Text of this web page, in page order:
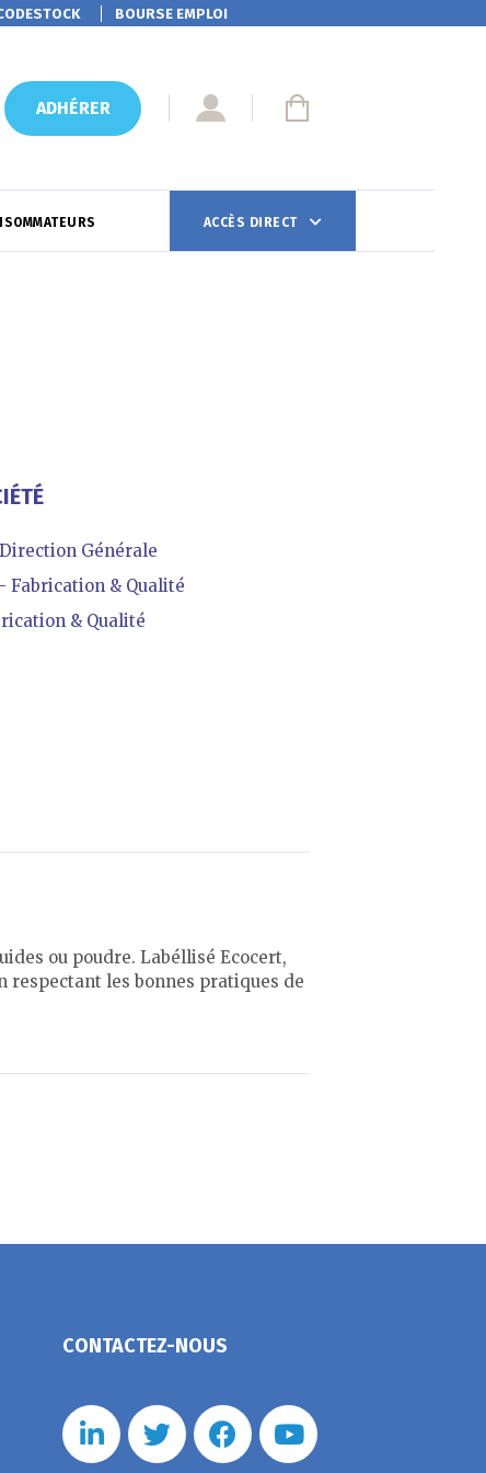
BOURSE EMPLOI
ADHÉRER
ACCÈS DIRECT
Générale
Fabrication & Qualité
& Qualité
ou poudre. Labéllisé Ecocert,
respectant les bonnes pratiques de
CONTACTEZ-NOUS